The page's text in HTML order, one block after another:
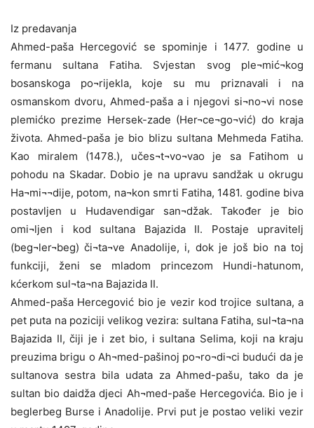
Iz predavanja
Ahmed-paša Hercegović se spominje i 1477. godine u
fermanu sultana Fatiha. Svjestan svog ple¬mić¬kog
bosanskoga po¬rijekla, koje su mu priznavali i na
osmanskom dvoru, Ahmed-paša a i njegovi si¬no¬vi nose
plemićko prezime Hersek-zade (Her¬ce¬go¬vić) do kraja
života. Ahmed-paša je bio blizu sultana Mehmeda Fatiha.
Kao miralem (1478.), učes¬t¬vo¬vao je sa Fatihom u
pohodu na Skadar. Dobio je na upravu sandžak u okrugu
Ha¬mi¬¬dije, potom, na¬kon smrti Fatiha, 1481. godine biva
postavljen u Hudavendigar san¬džak. Također je bio
omi¬ljen i kod sultana Bajazida II. Postaje upravitelj
(beg¬ler¬beg) či¬ta¬ve Anadolije, i, dok je još bio na toj
funkciji, ženi se mladom princezom Hundi-hatunom,
kćerkom sul¬ta¬na Bajazida II.
Ahmed-paša Hercegović bio je vezir kod trojice sultana, a
pet puta na poziciji velikog vezira: sultana Fatiha, sul¬ta¬na
Bajazida II, čiji je i zet bio, i sultana Selima, koji na kraju
preuzima brigu o Ah¬med-pašinoj po¬ro¬di¬ci budući da je
sultanova sestra bila udata za Ahmed-pašu, tako da je
sultan bio daidža djeci Ah¬med-paše Hercegovića. Bio je i
beglerbeg Burse i Anadolije. Prvi put je postao veliki vezir